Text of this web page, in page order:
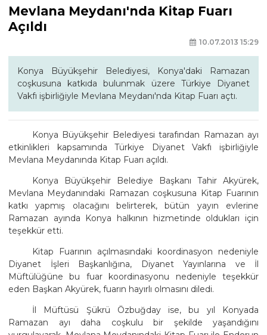
Mevlana Meydanı'nda Kitap Fuarı
Açıldı
10.07.2013 15:29
Konya Büyükşehir Belediyesi, Konya'daki Ramazan
coşkusuna katkıda bulunmak üzere Türkiye Diyanet
Vakfı işbirliğiyle Mevlana Meydanı'nda Kitap Fuarı açtı.
Konya Büyükşehir Belediyesi tarafından Ramazan ayı
etkinlikleri kapsamında Türkiye Diyanet Vakfı işbirliğiyle
Mevlana Meydanında Kitap Fuarı açıldı.
Konya Büyükşehir Belediye Başkanı Tahir Akyürek,
Mevlana Meydanındaki Ramazan coşkusuna Kitap Fuarının
katkı yapmış olacağını belirterek, bütün yayın evlerine
Ramazan ayında Konya halkının hizmetinde oldukları için
teşekkür etti.
Kitap Fuarının açılmasındaki koordinasyon nedeniyle
Diyanet İşleri Başkanlığına, Diyanet Yayınlarına ve İl
Müftülüğüne bu fuar koordinasyonu nedeniyle teşekkür
eden Başkan Akyürek, fuarın hayırlı olmasını diledi.
İl Müftüsü Şükrü Özbuğday ise, bu yıl Konyada
Ramazan ayı daha coşkulu bir şekilde yaşandığını